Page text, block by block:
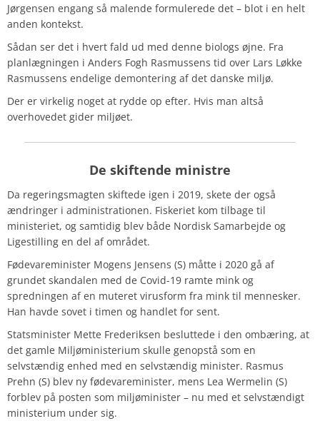
Jørgensen engang så malende formulerede det – blot i en helt
anden kontekst.
Sådan ser det i hvert fald ud med denne biologs øjne. Fra
planlægningen i Anders Fogh Rasmussens tid over Lars Løkke
Rasmussens endelige demontering af det danske miljø.
Der er virkelig noget at rydde op efter. Hvis man altså
overhovedet gider miljøet.
De skiftende ministre
Da regeringsmagten skiftede igen i 2019, skete der også
ændringer i administrationen. Fiskeriet kom tilbage til
ministeriet, og samtidig blev både Nordisk Samarbejde og
Ligestilling en del af området.
Fødevareminister Mogens Jensens (S) måtte i 2020 gå af
grundet skandalen med de Covid-19 ramte mink og
spredningen af en muteret virusform fra mink til mennesker.
Han havde sovet i timen og handlet for sent.
Statsminister Mette Frederiksen besluttede i den ombæring, at
det gamle Miljøministerium skulle genopstå som en
selvstændig enhed med en selvstændig minister. Rasmus
Prehn (S) blev ny fødevareminister, mens Lea Wermelin (S)
forblev på posten som miljøminister – nu med et selvstændigt
ministerium under sig.